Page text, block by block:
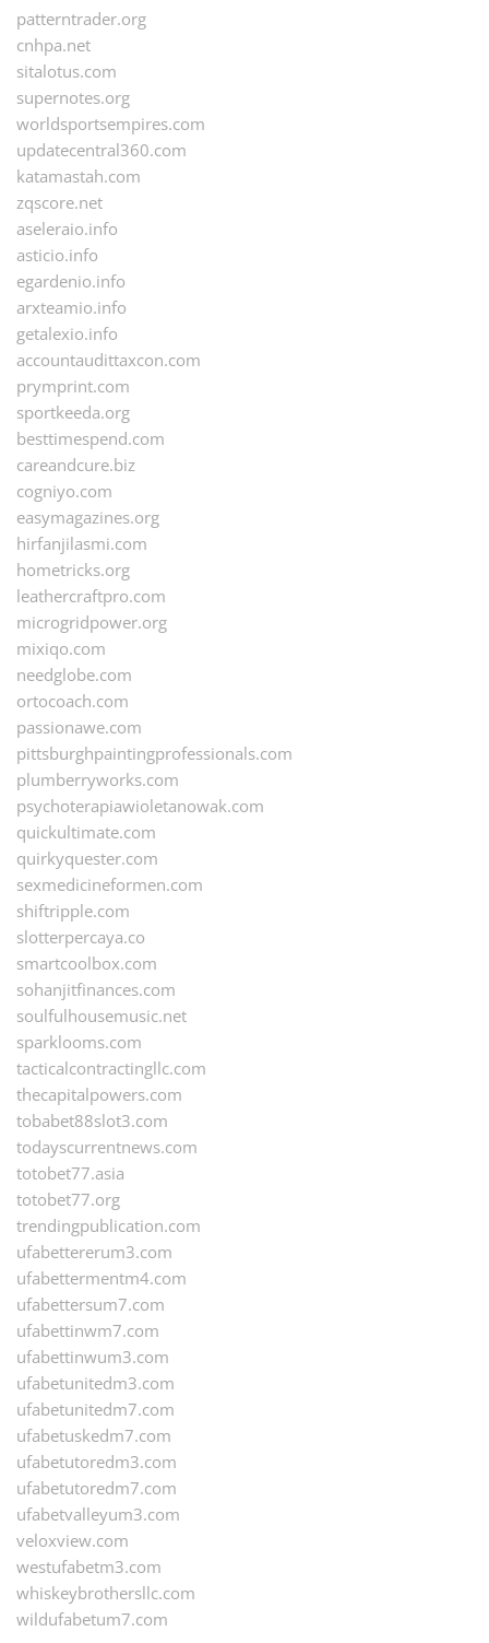
patterntrader.org
cnhpa.net
sitalotus.com
supernotes.org
worldsportsempires.com
updatecentral360.com
katamastah.com
zqscore.net
aseleraio.info
asticio.info
egardenio.info
arxteamio.info
getalexio.info
accountaudittaxcon.com
prymprint.com
sportkeeda.org
besttimespend.com
careandcure.biz
cogniyo.com
easymagazines.org
hirfanjilasmi.com
hometricks.org
leathercraftpro.com
microgridpower.org
mixiqo.com
needglobe.com
ortocoach.com
passionawe.com
pittsburghpaintingprofessionals.com
plumberryworks.com
psychoterapiawioletanowak.com
quickultimate.com
quirkyquester.com
sexmedicineformen.com
shiftripple.com
slotterpercaya.co
smartcoolbox.com
sohanjitfinances.com
soulfulhousemusic.net
sparklooms.com
tacticalcontractingllc.com
thecapitalpowers.com
tobabet88slot3.com
todayscurrentnews.com
totobet77.asia
totobet77.org
trendingpublication.com
ufabettererum3.com
ufabettermentm4.com
ufabettersum7.com
ufabettinwm7.com
ufabettinwum3.com
ufabetunitedm3.com
ufabetunitedm7.com
ufabetuskedm7.com
ufabetutoredm3.com
ufabetutoredm7.com
ufabetvalleyum3.com
veloxview.com
westufabetm3.com
whiskeybrothersllc.com
wildufabetum7.com